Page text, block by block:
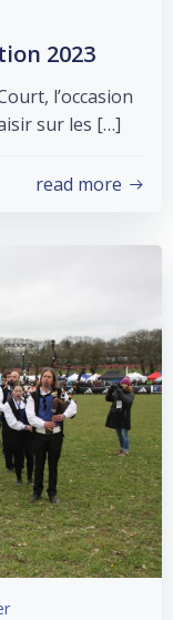
2023
l’occasion
sur les […]
read more